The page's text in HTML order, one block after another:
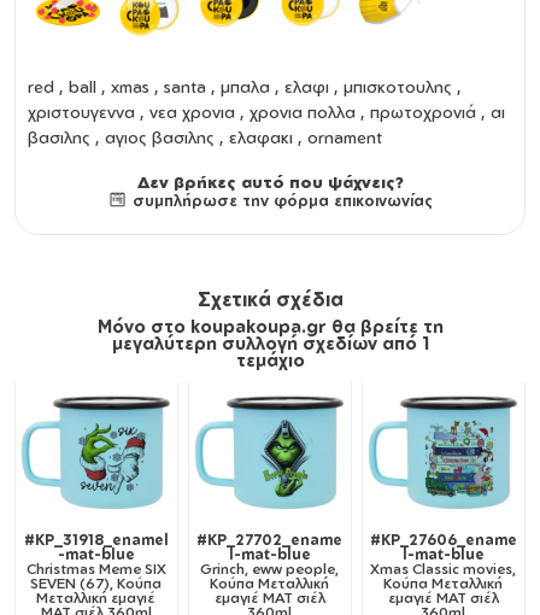
red , ball , xmas , santa , μπαλα , ελαφι , μπισκοτουλης ,
χριστουγεννα , νεα χρονια , χρονια πολλα , πρωτοχρονιά , αι
βασιλης , αγιος βασιλης , ελαφακι , ornament
Δεν βρήκες αυτό που ψάχνεις?
συμπλήρωσε την φόρμα επικοινωνίας
Σχετικά σχέδια
Μόνο στο koupakoupa.gr θα βρείτε τη
μεγαλύτερη συλλογή σχεδίων από 1
τεμάχιο
#KP_31918_enamel
-mat-blue
Christmas Meme SIX
SEVEN (67), Κούπα
Μεταλλική εμαγιέ
#KP_27702_ename
l-mat-blue
Grinch, eww people,
Κούπα Μεταλλική
εμαγιέ ΜΑΤ σιέλ
#KP_27606_ename
l-mat-blue
Xmas Classic movies,
Κούπα Μεταλλική
εμαγιέ ΜΑΤ σιέλ